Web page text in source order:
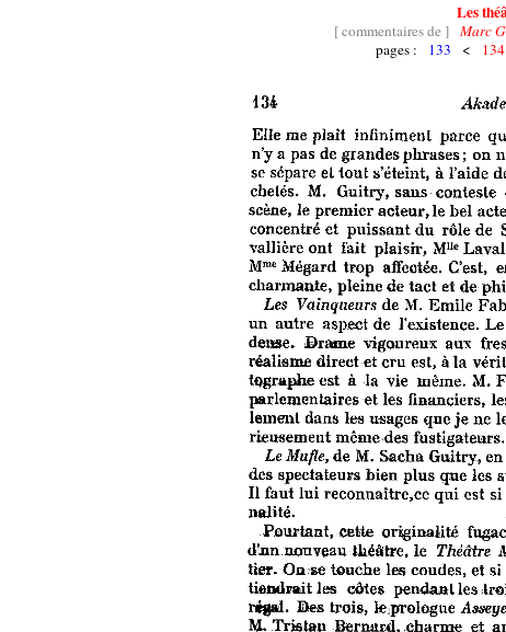
Les
[ commentaires de ] Marc
pages : 133 < 134